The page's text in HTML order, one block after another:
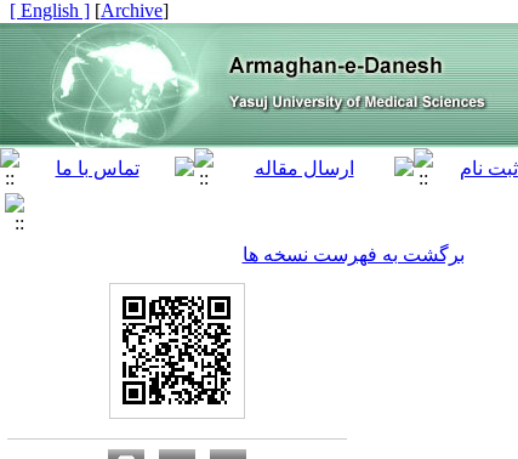
[
Archive
]
[ English ]
برگشت به فهرست نسخه ها